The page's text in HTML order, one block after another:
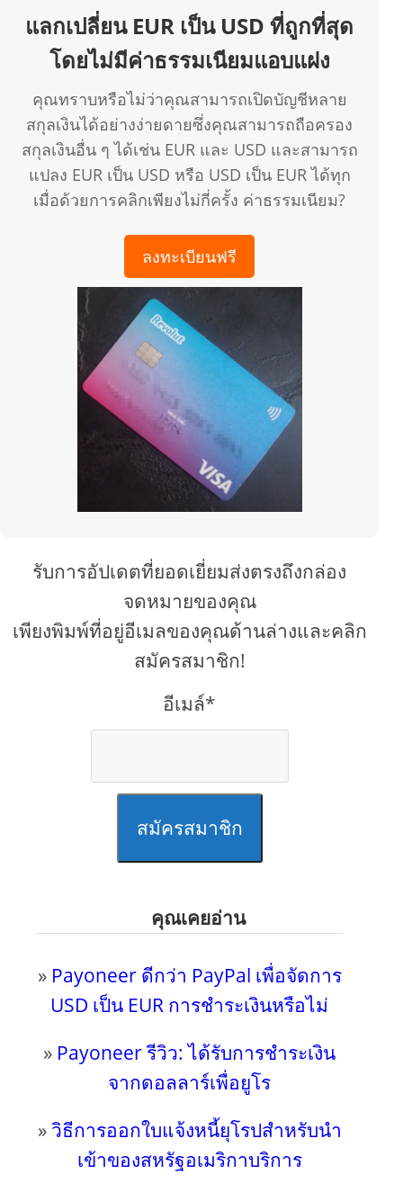
แลกเปลี่ยน EUR เป็น USD ที่ถูกที่สุด
โดยไม่มีค่าธรรมเนียมแอบแฝง
คุณทราบหรือไม่ว่าคุณสามารถเปิดบัญชีหลาย
สกุลเงินได้อย่างง่ายดายซึ่งคุณสามารถถือครอง
สกุลเงินอื่น ๆ ได้เช่น EUR และ USD และสามารถ
แปลง EUR เป็น USD หรือ USD เป็น EUR ได้ทุก
เมื่อด้วยการคลิกเพียงไม่กี่ครั้ง ค่าธรรมเนียม?
ลงทะเบียนฟรี
รับการอัปเดตที่ยอดเยี่ยมส่งตรงถึงกล่อง
จดหมายของคุณ
เพียงพิมพ์ที่อยู่อีเมลของคุณด้านล่างและคลิก
สมัครสมาชิก!
อีเมล์*
สมัครสมาชิก
คุณเคยอ่าน
» Payoneer ดีกว่า PayPal เพื่อจัดการ
USD เป็น EUR การชำระเงินหรือไม่
» Payoneer รีวิว: ได้รับการชำระเงิน
จากดอลลาร์เพื่อยูโร
»วิธีการออกใบแจ้งหนี้ยุโรปสำหรับนำ
เข้าของสหรัฐอเมริกาบริการ